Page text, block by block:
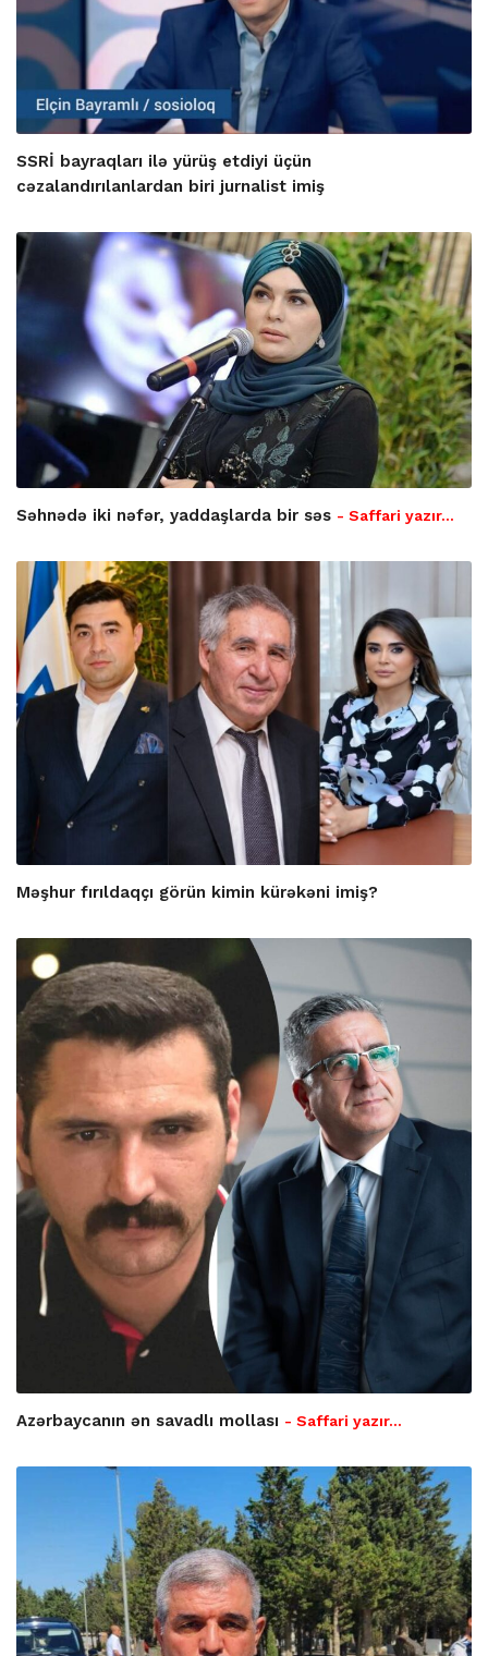
SSRİ bayraqları ilə yürüş etdiyi üçün
cəzalandırılanlardan biri jurnalist imiş
Səhnədə iki nəfər, yaddaşlarda bir səs - Saffari yazır…
Məşhur fırıldaqçı görün kimin kürəkəni imiş?
Azərbaycanın ən savadlı mollası - Saffari yazır…